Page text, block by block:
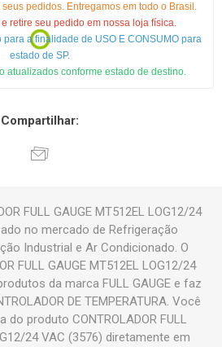
pedidos. Entregamos em todo o Brasil.
retire seu pedido em nossa loja física.
para a finalidade de USO E CONSUMO para
estado de SP.
atualizados conforme estado de destino.
Compartilhar:
FULL GAUGE MT512EL LOG12/24
no mercado de Refrigeração
Industrial e Ar Condicionado. O
FULL GAUGE MT512EL LOG12/24
da marca FULL GAUGE e faz
DE TEMPERATURA. Você
produto CONTROLADOR FULL
24 VAC (3576) diretamente em